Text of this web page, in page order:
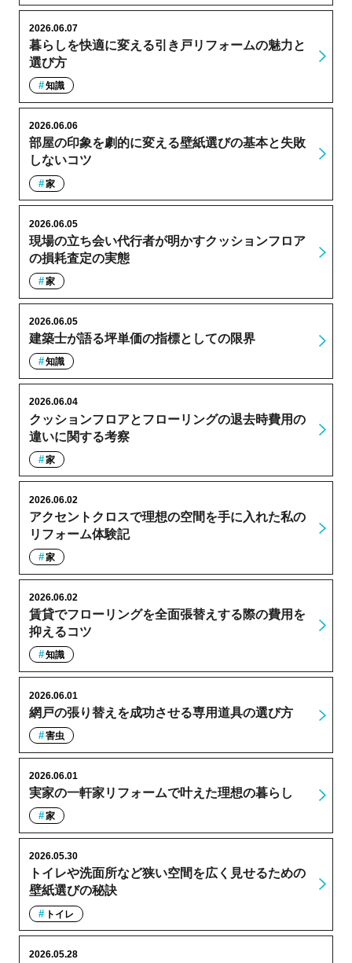
暮らしを快適に変える引き戸リフォームの魅力と
選び方
2026.06.07
知識
部屋の印象を劇的に変える壁紙選びの基本と失敗
しないコツ
2026.06.06
家
現場の立ち会い代行者が明かすクッションフロア
の損耗査定の実態
2026.06.05
家
建築士が語る坪単価の指標としての限界
2026.06.05
知識
クッションフロアとフローリングの退去時費用の
違いに関する考察
2026.06.04
家
アクセントクロスで理想の空間を手に入れた私の
リフォーム体験記
2026.06.02
家
賃貸でフローリングを全面張替えする際の費用を
抑えるコツ
2026.06.02
知識
網戸の張り替えを成功させる専用道具の選び方
2026.06.01
害虫
実家の一軒家リフォームで叶えた理想の暮らし
2026.06.01
家
トイレや洗面所など狭い空間を広く見せるための
壁紙選びの秘訣
2026.05.30
トイレ
2026.05.28